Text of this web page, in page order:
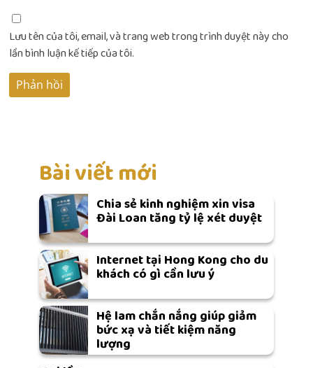
Lưu tên của tôi, email, và trang web trong trình duyệt này cho
lần bình luận kế tiếp của tôi.
Bài viết mới
Chia sẻ kinh nghiệm xin visa
Đài Loan tăng tỷ lệ xét duyệt
Internet tại Hong Kong cho du
khách có gì cần lưu ý
Hệ lam chắn nắng giúp giảm
bức xạ và tiết kiệm năng
lượng